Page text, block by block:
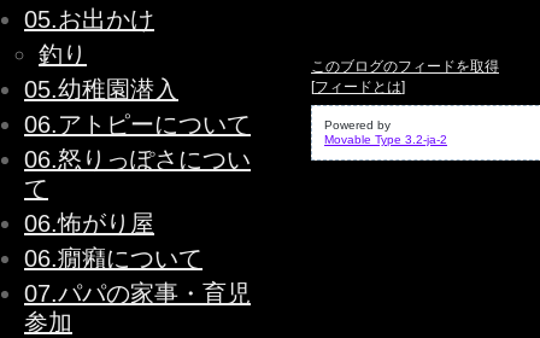
05.お出かけ
釣り
05.幼稚園潜入
06.アトピーについて
06.怒りっぽさについ
て
06.怖がり屋
06.癇癪について
07.パパの家事・育児
参加
このブログのフィードを取得
[フィードとは]
Powered by
Movable Type 3.2-ja-2